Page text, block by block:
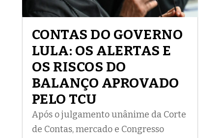
CONTAS DO GOVERNO
LULA: OS ALERTAS E
OS RISCOS DO
BALANÇO APROVADO
PELO TCU
Após o julgamento unânime da Corte
de Contas, mercado e Congresso